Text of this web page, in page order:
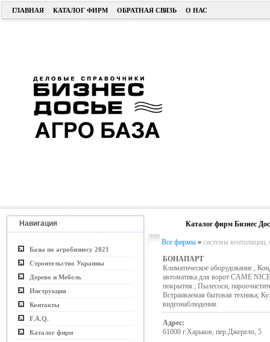
ГЛАВНАЯ КАТАЛОГ ФИРМ ОБРАТНАЯ СВЯЗЬ О НАС
Навигация
Базы по агробизнесу 2021
Строительство Украины
Дерево и Мебель
Инструкция
Контакты
F.A.Q.
Каталог фирм
Каталог фирм Бизнес
Все фирмы » системы вентиляции,
БОНАПАРТ
Климатическое оборудование.;
автоматика для ворот CAME
покрытия.; Пылесоси,
Встраиваемая бытовая техника;
видеонаблюдения.
Адрес:
61000 г.Харьков, пер.Джерело, 5